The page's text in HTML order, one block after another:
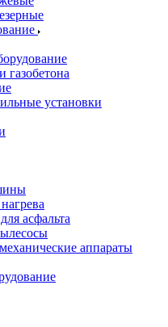
газобетона
установки
асфальта
аппараты